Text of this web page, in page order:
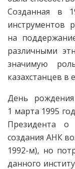
Созданная в
инструментов
на
различными
значимую
казахстанцев
День
1 марта 1995
Президента
создания АНК
1992-м), но
данного